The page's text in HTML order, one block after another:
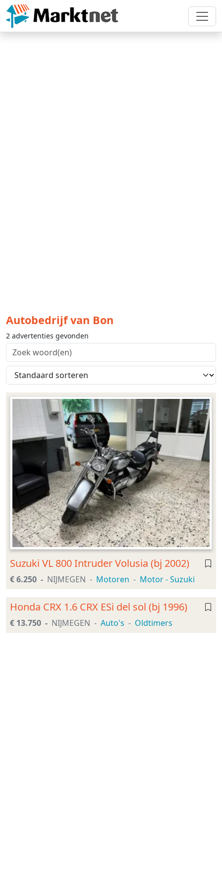
Autobedrijf van Bon
2 advertenties gevonden
Suzuki VL 800 Intruder Volusia (bj 2002)
€ 6.250 NIJMEGEN Motoren Motor - Suzuki
Honda CRX 1.6 CRX ESi del sol (bj 1996)
€ 13.750 NIJMEGEN Auto's Oldtimers